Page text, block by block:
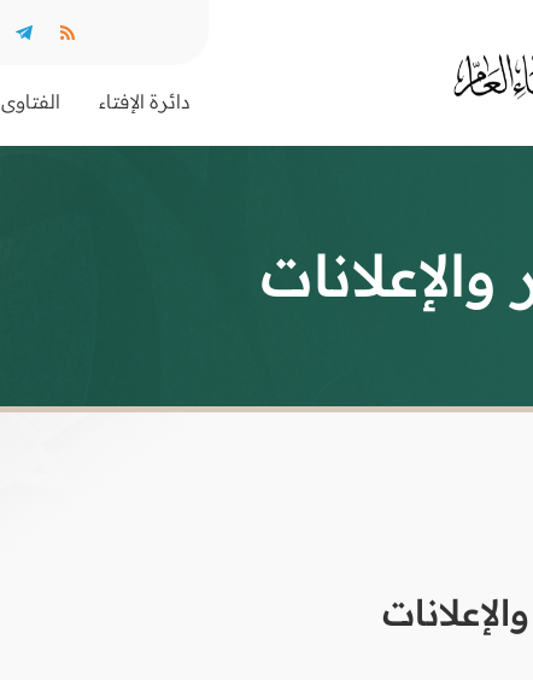
دائرة الإفتاء الفتاوى
والإعلانات